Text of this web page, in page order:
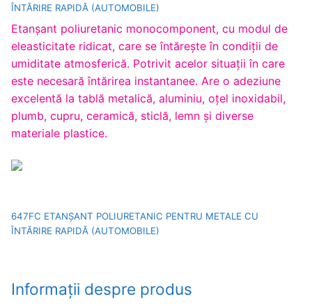
ÎNTĂRIRE RAPIDĂ (AUTOMOBILE)
Etanşant poliuretanic monocomponent, cu modul de
eleasticitate ridicat, care se întăreşte în condiţii de
umiditate atmosferică. Potrivit acelor situaţii în care
este necesară întărirea instantanee. Are o adeziune
excelentă la tablă metalică, aluminiu, oţel inoxidabil,
plumb, cupru, ceramică, sticlă, lemn şi diverse
materiale plastice.
647FC ETANŞANT POLIURETANIC PENTRU METALE CU
ÎNTĂRIRE RAPIDĂ (AUTOMOBILE)
Informații despre produs